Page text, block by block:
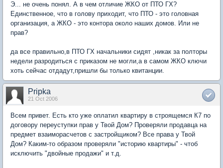
Э... не очень понял. А в чем отличие ЖКО от ПТО ГХ?
Единственное, что в голову приходит, что ПТО - это головная
организация, а ЖКО - это контора около наших домов. Или не
прав?
да все правильно,в ПТО ГХ начальники сидят ,никак за полторы
недели разродиться с приказом не могли,а в самом ЖКО ключи
хоть сейчас отдадут,пришли бы только квитанции.
Pripka
21 Oct 2006
Всем привет. Есть кто уже оплатил квартиру в строящемся К7 по
договору переуступки прав у Твой Дом? Проверяли продавца на
предмет взаиморасчетов с застройщиком? Все права у Твой
Дом? Каким-то образом проверяли "историю квартиры" - чтоб
исключить "двойные продажи" и т.д.